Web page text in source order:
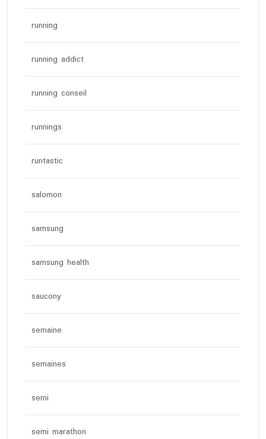
running
running addict
running conseil
runnings
runtastic
salomon
samsung
samsung health
saucony
semaine
semaines
semi
semi marathon